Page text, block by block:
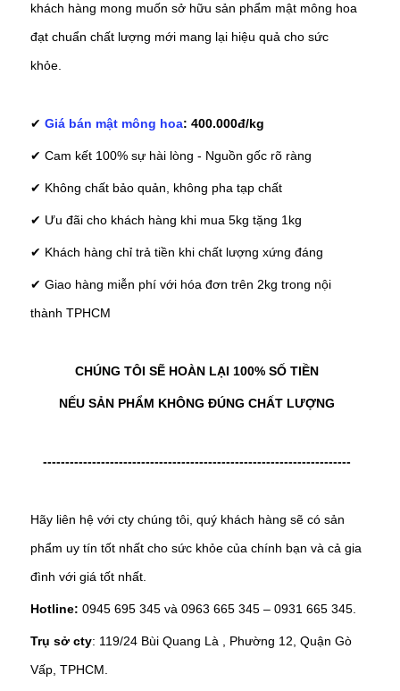
khách hàng mong muốn sở hữu sản phẩm mật mông hoa
đạt chuẩn chất lượng mới mang lại hiệu quả cho sức
khỏe.
✔︎ Giá bán mật mông hoa: 400.000đ/kg
✔︎ Cam kết 100% sự hài lòng - Nguồn gốc rõ ràng
✔︎ Không chất bảo quản, không pha tạp chất
✔︎ Ưu đãi cho khách hàng khi mua 5kg tặng 1kg
✔︎ Khách hàng chỉ trả tiền khi chất lượng xứng đáng
✔︎ Giao hàng miễn phí với hóa đơn trên 2kg trong nội
thành TPHCM
CHÚNG TÔI SẼ HOÀN LẠI 100% SỐ TIỀN
NẾU SẢN PHẨM KHÔNG ĐÚNG CHẤT LƯỢNG
---------------------------------------------------------------------
Hãy liên hệ với cty chúng tôi, quý khách hàng sẽ có sản
phẩm uy tín tốt nhất cho sức khỏe của chính bạn và cả gia
đình với giá tốt nhất.
Hotline: 0945 695 345 và 0963 665 345 – 0931 665 345.
Trụ sở cty: 119/24 Bùi Quang Là , Phường 12, Quận Gò
Vấp, TPHCM.